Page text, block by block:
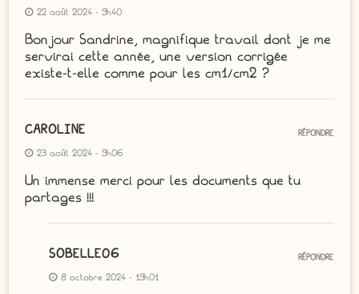
22 août 2024 - 9h40
Bonjour Sandrine, magnifique travail dont je me
servirai cette année, une version corrigée
existe-t-elle comme pour les cm1/cm2 ?
CAROLINE
23 août 2024 - 9h06
Un immense merci pour les documents que tu
partages !!!
RÉPONDRE
SOBELLE06
8 octobre 2024 - 19h01
RÉPONDRE